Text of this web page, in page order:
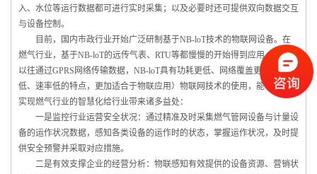
入、水位等运行数据都可进行实时采集；以及必要时还可提供双向数据交互
与设备控制。
目前，国内市政行业开始广泛研制基于NB-loT技术的物联网设备。在
燃气行业，基于NB-loT的远传气表、RTU等都慢慢的开始得到应用。（相比
以往通过GPRS网络传输数据，NB-loT具有功耗更低、网络覆盖更广、成本
低、速率低的特点，更加适合于物联应用）物联网技术的使用，能够最终靠
实现燃气行业的智慧化给行业带来诸多益处：
一是监控行业运营安全状况：通过精准及时采集燃气管网设备与计量设
备的运作状况数据，感知各类设备的运作时的状态，掌握运作状况，及时提
供安全预警并采取对应措施。
二是有效支撑企业的经营分析：物联感知有效提供的设备资源、营销状